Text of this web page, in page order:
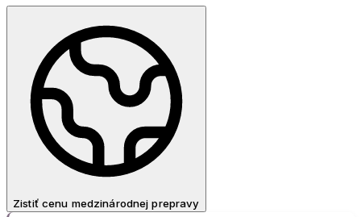
Zistiť cenu medzinárodnej prepravy